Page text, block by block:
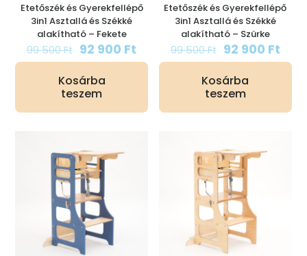
Etetőszék és Gyerekfellépő
3in1 Asztallá és Székké
alakítható – Fekete
99 500Ft Original
price
was:
99
500 Ft.
92 900 Ft Current
price
Kosárba
teszem
Etetőszék és Gyerekfellépő
3in1 Asztallá és Székké
alakítható – Szürke
99 500Ft Original
price
was:
99
500 Ft.
92 900 Ft
Kosárba
teszem